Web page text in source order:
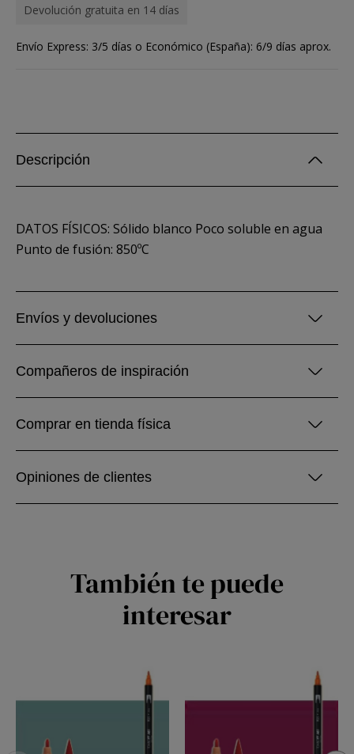
Devolución gratuita en 14 días
Envío Express: 3/5 días o Económico (España): 6/9 días aprox.
Descripción
DATOS FÍSICOS: Sólido blanco Poco soluble en agua
Punto de fusión: 850ºC
Envíos y devoluciones
Compañeros de inspiración
Comprar en tienda física
Opiniones de clientes
También te puede
interesar